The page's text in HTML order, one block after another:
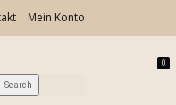
Mein Konto
0